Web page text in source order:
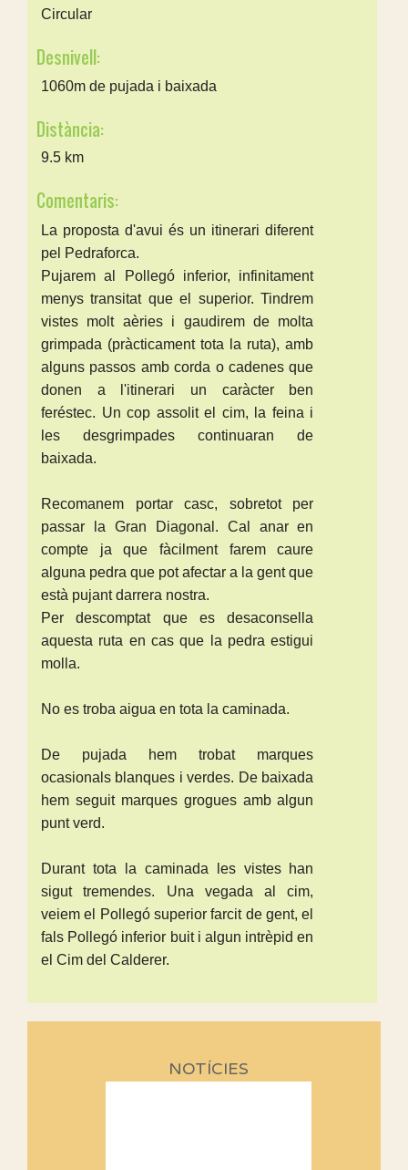
Circular
Desnivell:
1060m de pujada i baixada
Distància:
9.5 km
Comentaris:
La proposta d'avui és un itinerari diferent
pel Pedraforca.
Pujarem al Pollegó inferior, infinitament
menys transitat que el superior. Tindrem
vistes molt aèries i gaudirem de molta
grimpada (pràcticament tota la ruta), amb
alguns passos amb corda o cadenes que
donen a l'itinerari un caràcter ben
feréstec. Un cop assolit el cim, la feina i
les desgrimpades continuaran de
baixada.
Recomanem portar casc, sobretot per
passar la Gran Diagonal. Cal anar en
compte ja que fàcilment farem caure
alguna pedra que pot afectar a la gent que
està pujant darrera nostra.
Per descomptat que es desaconsella
aquesta ruta en cas que la pedra estigui
molla.
No es troba aigua en tota la caminada.
De pujada hem trobat marques
ocasionals blanques i verdes. De baixada
hem seguit marques grogues amb algun
punt verd.
Durant tota la caminada les vistes han
sigut tremendes. Una vegada al cim,
veiem el Pollegó superior farcit de gent, el
fals Pollegó inferior buit i algun intrèpid en
el Cim del Calderer.
NOTÍCIES